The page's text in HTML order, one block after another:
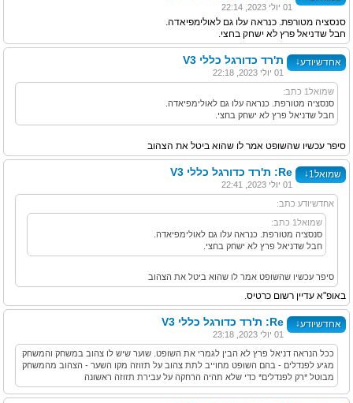
01 יולי 2023, 22:14
סנסציה מטורפת. כנראה עלו גם לאולימפיאדה.
חבל שדניאל פרץ לא ישחק בחצי.
אחדשיודע↓ ת'רד כדורגל כללי V3
01 יולי 2023, 22:18
שמואל1 כתב:
סנסציה מטורפת. כנראה עלו גם לאולימפיאדה.
חבל שדניאל פרץ לא ישחק בחצי.
סיפר עכשיו שהשופט אמר לו שהוא ביטל את הצהוב
שמואל1 ↓ Re: ת'רד כדורגל כללי V3
01 יולי 2023, 22:41
אחדשיודע כתב:
שמואל1 כתב:
סנסציה מטורפת. כנראה עלו גם לאולימפיאדה.
חבל שדניאל פרץ לא ישחק בחצי.
סיפר עכשיו שהשופט אמר לו שהוא ביטל את הצהוב
באופ"א עדיין רשום כרטיס.
אחדשיודע↓ Re: ת'רד כדורגל כללי V3
01 יולי 2023, 23:18
ככל הנראה דניאל פרץ לא הבין לגמרי את השופט. שוער שיש לו צהוב במשחק והמשחק
מגיע לפנדלים - בהם השופט מחוייב לתת צהוב על תזוזה מקו השער - הצהוב מהמשחק
מבוטל *רק לפנדלים* כדי שלא תהיה הרחקה על עבירת תזוזה ראשונה